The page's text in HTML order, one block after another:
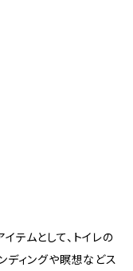
テムとして、トイレの
ディングや瞑想などス